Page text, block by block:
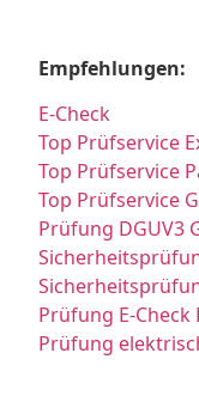
Empfehlungen:
E-Check
Top Prüfservice
Top Prüfservice
Top Prüfservice
Prüfung DGUV3
Prüfung E-Check
Prüfung